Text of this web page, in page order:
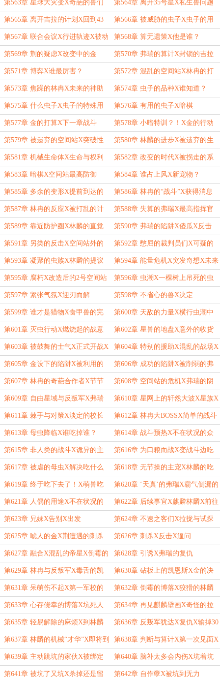
灾变
第563章 星球大灾变X奇葩的兽们 第564章 离开35号星X私生兽问题
第565章 离开吉拉的计划X回到43
号星
第566章 被威胁的虫子X虫子的用
途X离开43号星
第567章 联合会议X行进轨迹X被动
主动
第568章 算无遗策X他是谁？
第569章 荆的疑虑X改变中的金 第570章 弗瑞的算计X封锁的吉拉
第571章 博弈X谁最厉害？ 第572章 混乱的空间站X林冉的打
算
第573章 焦躁的林冉X未来的神助
攻
第574章 虫子的品种X谁知道？
第575章 什么虫子X虫子的特殊用
途
第576章 有用的虫子X暗棋
第577章 金的打算X下一章战斗 第578章 小暗特训？！X金的行动
第579章 被遗弃的空间站X突破性
研究（含免费元宵节番外）
第580章 林麟的进步X被遗弃的生
命体
第581章 机械生命体X生命与权利 第582章 改变的时代X被拐走的系
统
第583章 暗棋X空间站最高防御 第584章 谁占上风X新宠物？
第585章 多余的变形X提前到达的
讯息
第586章 林冉的“战斗”X获得消息
（含免费巧克力番外）
第587章 林冉的反应X被打乱的计
划
第588章 失算的弗瑞X最高指挥官
第589章 靠近防护圈X林麟的直觉 第590章 弗瑞的陷阱X傻瓜X反击
第591章 另类的反击X空间站外的
小飞船
第592章 憋屈的裁判员们X可疑的
虫族
第593章 凝聚的虫族X林麟的提议 第594章 能量危机X突发奇想X未来
的战斗结局？
第595章 腐朽X改造后的2号空间站
X开战
第596章 虫潮X一棵树上吊死的虫
族
第597章 紧张气氛X迎刃而解 第598章 不省心的兽X决定
第599章 谁才是猎物X食甲兽的完
全形态
第600章 天敌的力量X横行虫潮中
第601章 灭虫行动X燃烧起的战意 第602章 星兽的地盘X意外的收货
第603章 被鼓舞的士气X正式开战X
郁闷的林冉
第604章 特别的援助X混乱的战场X
秘密武器
第605章 金设下的陷阱X被利用的
虫族X中招的弗瑞
第606章 成功的陷阱X被削弱的弗
瑞
第607章 林冉的奇葩合作者X节节
败退的反叛军
第608章 空间站的危机X弗瑞的阴
谋
第609章 自由星域与反叛军X弗瑞
的棋子X信息传输
第610章 星网上的轩然大波X星族X
林麟的食欲
第611章 棘手与对策X淡定的校长
大人X母虫来袭
第612章 林冉大BOSSX简单的战斗
第613章 母虫降临X谁吃掉谁？ 第614章 战斗预热X不在状况的众
人？
第615章 非人类的战斗X诡异的主
宠X灭了再说
第616章 为口粮而战X变战斗边吃
什么的最不靠谱了
第617章 被虐的母虫X解决吃什么
的问题
第618章 无节操的主宠X林麟的吃
法
第619章 终于吃下去了！X萌兽吃
东西也是萌的
第620章 ‘天真’的弗瑞X霸气侧漏的
兄长大人
第621章 人偶的用途X不在状况的
家伙们
第622章 后续事宜X麒麟林麟X前往
联邦主星
第623章 兄妹X告别X出发 第624章 不速之客们X拉拢与试探
第625章 唬人的金X荆遭遇的刺杀 第626章 刺杀X反击X逼问
第627章 融合X混乱的帝星X倒霉的
2号
第628章 引诱X弗瑞的复仇
第629章 林冉与反叛军X毒舌的凯
恩斯
第630章 砧板上的凯恩斯X金的决
心
第631章 呆萌伤不起X第一军校的
变故X林麟的另类“天赋”
第632章 倒霉的博落X狡猾的林麟
第633章 心存侥幸的博落X坑死人
不偿命的林麟X首胜
第634章 再见麒麟壁画X奇怪的拉
斐尔
第635章 轻易解除的麻烦X到林麟
画风就变X倒霉的1号
第636章 反叛军犹达X复仇X输掉30
场
第637章 林麟的机械“才华”X即将到
来的第一次见面
第638章 判断与算计X第一次见面X
擅长坑队友的林麟
第639章 主动跳坑的家伙X被绑定
的倒霉蛋
第640章 脑补太多会内伤X坑着坑
着会习惯的
第641章 被坑了又坑X杀掉还是留 第642章 自作孽X被坑到无力